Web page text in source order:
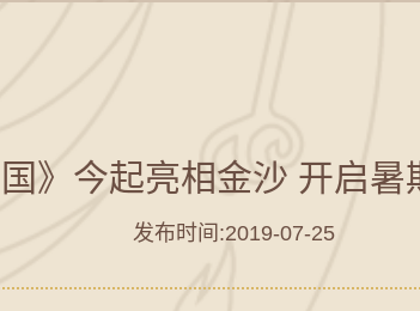
国》今起亮相金沙 开启
发布时间:2019-07-25